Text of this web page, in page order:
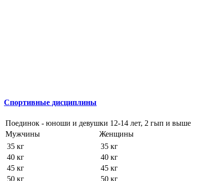
Спортивные дисциплины
Поединок - юноши и девушки 12-14 лет, 2 гып и выше
Мужчины
Женщины
35 кг
40 кг
45 кг
50 кг
35 кг
40 кг
45 кг
50 кг